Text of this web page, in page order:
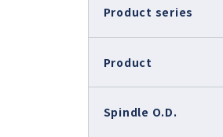
Product series
Product
Spindle O.D.